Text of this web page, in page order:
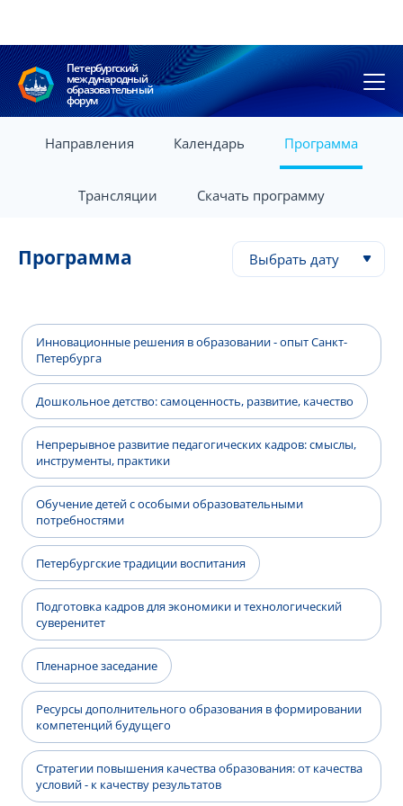
Петербургский
международный
образовательный
форум
Направления Календарь Программа
Трансляции Скачать программу
Программа Выбрать дату
Инновационные решения в образовании - опыт Санкт-
Петербурга
Дошкольное детство: самоценность, развитие, качество
Непрерывное развитие педагогических кадров: смыслы,
инструменты, практики
Обучение детей с особыми образовательными
потребностями
Петербургские традиции воспитания
Подготовка кадров для экономики и технологический
суверенитет
Пленарное заседание
Ресурсы дополнительного образования в формировании
компетенций будущего
Стратегии повышения качества образования: от качества
условий - к качеству результатов